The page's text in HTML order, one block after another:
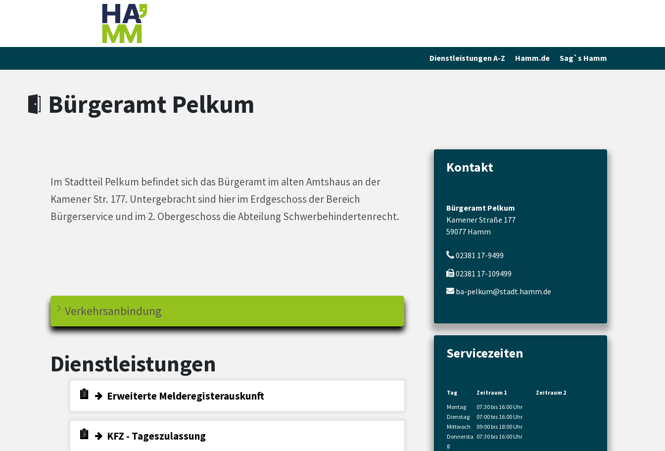
Zum Hauptinhalt
Dienstleistungen A-Z Hamm.de Sag`s Hamm
Bürgeramt Pelkum
Im Stadtteil Pelkum befindet sich das Bürgeramt im alten Amtshaus an der
Kamener Str. 177. Untergebracht sind hier im Erdgeschoss der Bereich
Bürgerservice und im 2. Obergeschoss die Abteilung Schwerbehindertenrecht.
Verkehrsanbindung
Dienstleistungen
Erweiterte Melderegisterauskunft
KFZ - Tageszulassung
Kontakt
Bürgeramt Pelkum
Kamener Straße 177
59077 Hamm
02381 17-9499
02381 17-109499
ba-pelkum@stadt.hamm.de
Servicezeiten
Tag Zeitraum 1
Zeitraum 2
Montag
07:30 bis 16:00 Uhr
Dienstag
07:00 bis 16:00 Uhr
Mittwoch
09:00 bis 18:00 Uhr
Donnersta
g
07:30 bis 16:00 Uhr